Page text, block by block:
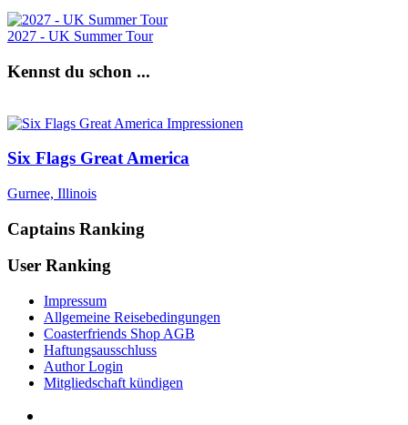
2027 - UK Summer Tour
Kennst du schon ...
Six Flags Great America
Gurnee, Illinois
Captains Ranking
User Ranking
Impressum
Allgemeine Reisebedingungen
Coasterfriends Shop AGB
Haftungsausschluss
Author Login
Mitgliedschaft kündigen